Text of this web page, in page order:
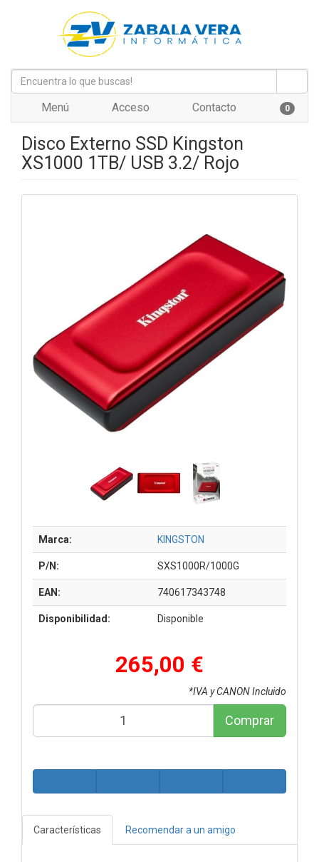
Menú Acceso Contacto 0
Disco Externo SSD Kingston
XS1000 1TB/ USB 3.2/ Rojo
Marca: KINGSTON
P/N: SXS1000R/1000G
EAN: 740617343748
Disponibilidad: Disponible
265,00 €
*IVA y CANON Incluido
Comprar
Características Recomendar a un amigo